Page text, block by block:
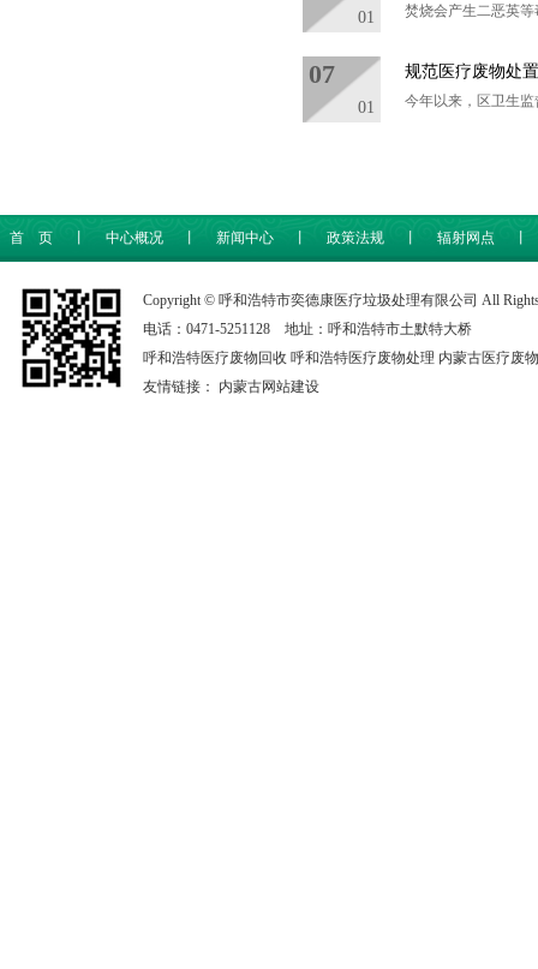
01 焚烧会产生二恶英
07
01
规范医疗废物处置
今年以来，区卫生
首 页 中心概况 新闻中心 政策法规 辐射网点
Copyright © 呼和浩特市奕德康医疗垃圾处理有限公司 All
电话：0471-5251128 地址：呼和浩特市土默特大桥
呼和浩特医疗废物回收 呼和浩特医疗废物处理 内蒙古医疗废物
友情链接： 内蒙古网站建设